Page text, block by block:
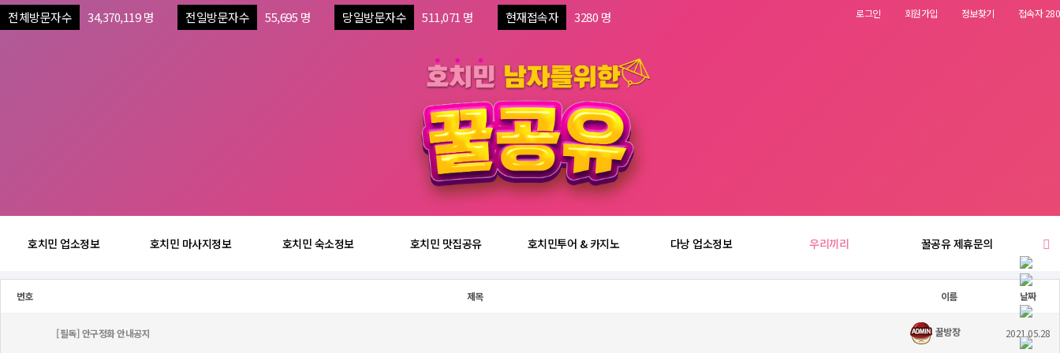
전체방문자수 34,370,119 명 전일방문자수 55,695 명 당일방문자수 511,071 명 현재접속자 3280 명 로그인 회원가입 정보찾기 접속자 280
호치민 업소정보 호치민 마사지정보 호치민 숙소정보 호치민 맛집공유 호치민투어 & 카지노 다낭 업소정보 우리끼리 꿀공유 제휴문의
번호 제목 이름 날짜
[필독] 안구정화 안내공지 꿀방장 2021.05.28